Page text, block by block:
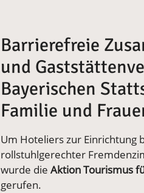
Barrierefreie
und
Bayerischen
Familie und
Um Hoteliers zur Einrichtung
rollstuhlgerechter
wurde die Aktion Tourismus
gerufen.